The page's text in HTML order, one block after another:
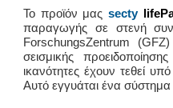
Το προϊόν μας secty
παραγωγής σε στενή
ForschungsZentrum
σεισμικής
ικανότητες έχουν τεθεί
Αυτό εγγυάται ένα